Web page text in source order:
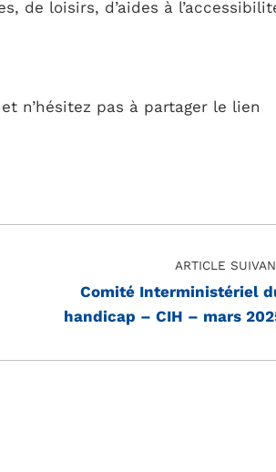
de loisirs, d’aides à
n’hésitez pas à partager le lien
ARTICLE
Comité Interministériel
handicap – CIH – mars